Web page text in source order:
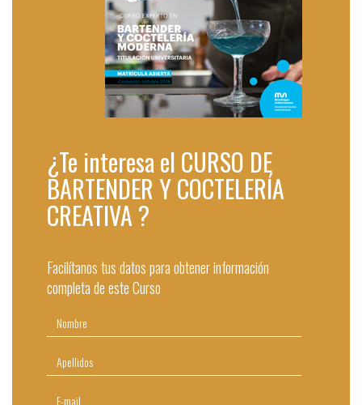
¿Te interesa el CURSO DE
BARTENDER Y COCTELERÍA
CREATIVA ?
Facilítanos tus datos para obtener información
completa de este Curso